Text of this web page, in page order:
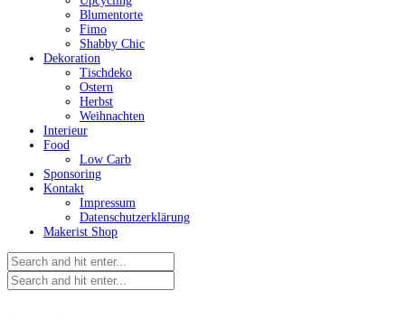
Blumentorte
Fimo
Shabby Chic
Dekoration
Tischdeko
Ostern
Herbst
Weihnachten
Interieur
Food
Low Carb
Sponsoring
Kontakt
Impressum
Datenschutzerklärung
Makerist Shop